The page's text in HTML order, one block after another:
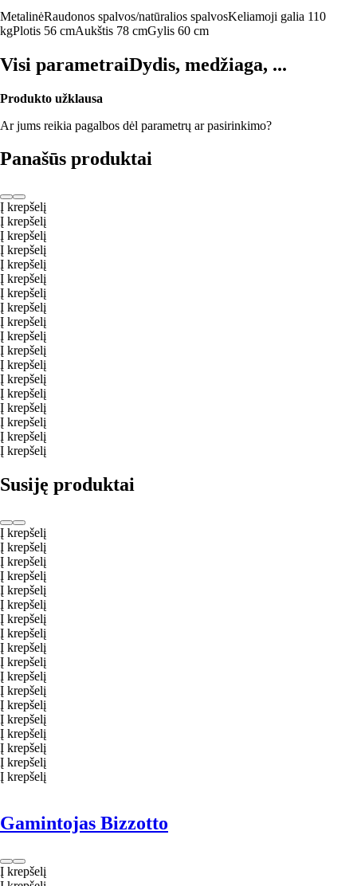
MetalinėRaudonos spalvos/natūralios spalvosKeliamoji galia 110
kgPlotis 56 cmAukštis 78 cmGylis 60 cm
Visi parametraiDydis, medžiaga, ...
Produkto užklausa
Ar jums reikia pagalbos dėl parametrų ar pasirinkimo?
Panašūs produktai
Į krepšelį
Į krepšelį
Į krepšelį
Į krepšelį
Į krepšelį
Į krepšelį
Į krepšelį
Į krepšelį
Į krepšelį
Į krepšelį
Į krepšelį
Į krepšelį
Į krepšelį
Į krepšelį
Į krepšelį
Į krepšelį
Į krepšelį
Į krepšelį
Susiję produktai
Į krepšelį
Į krepšelį
Į krepšelį
Į krepšelį
Į krepšelį
Į krepšelį
Į krepšelį
Į krepšelį
Į krepšelį
Į krepšelį
Į krepšelį
Į krepšelį
Į krepšelį
Į krepšelį
Į krepšelį
Į krepšelį
Į krepšelį
Į krepšelį
Gamintojas Bizzotto
Į krepšelį